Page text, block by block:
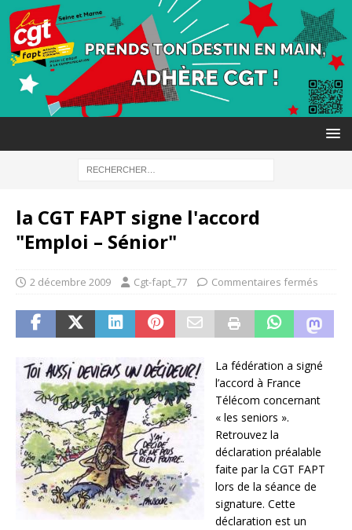
la CGT FAPT signe l'accord
"Emploi – Sénior"
2 décembre 2009 Cgt-fapt_77 Commentaires fermés
La fédération a signé
l’accord à France
Télécom concernant
« les seniors ».
Retrouvez la
déclaration préalable
faite par la CGT FAPT
lors de la séance de
signature. Cette
déclaration est un